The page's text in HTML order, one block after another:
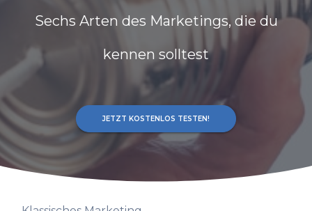
Sechs Arten des Marketings, die du
kennen solltest
JETZT KOSTENLOS TESTEN!